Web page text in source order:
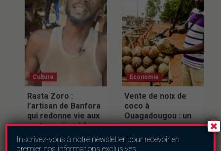
Culture
Rasta Zoro :
l’artisan de Banfora
qui redonne vie aux
motos grâce à la
réparation plastique
samedi le 8 août 2026
Economie
Vente de noix de
coco à
Ouagadougou : un
commerce
confronté à de
nombreux défis
Inscrivez-vous à notre newsletter pour recevoir en
premier nos informations exclusives